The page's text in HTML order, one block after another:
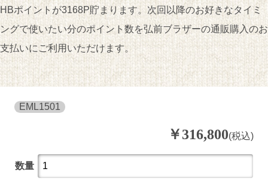
HBポイントが3168P貯まります。次回以降のお好きなタイミ
ングで使いたい分のポイント数を弘前ブラザーの通販購入のお
支払いにご利用いただけます。
EML1501
￥316,800(税込)
数量